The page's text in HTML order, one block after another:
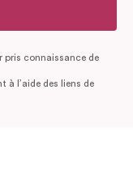
pris connaissance de
à l’aide des liens de